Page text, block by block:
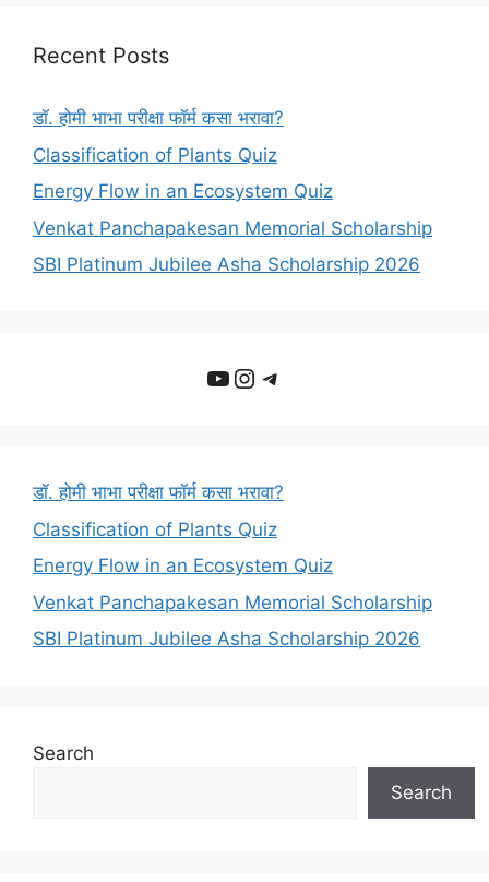
Recent Posts
डॉ. होमी भाभा परीक्षा फॉर्म कसा भरावा?
Classification of Plants Quiz
Energy Flow in an Ecosystem Quiz
Venkat Panchapakesan Memorial Scholarship
SBI Platinum Jubilee Asha Scholarship 2026
YouTube
Instagram
Telegram
डॉ. होमी भाभा परीक्षा फॉर्म कसा भरावा?
Classification of Plants Quiz
Energy Flow in an Ecosystem Quiz
Venkat Panchapakesan Memorial Scholarship
SBI Platinum Jubilee Asha Scholarship 2026
Search
Search